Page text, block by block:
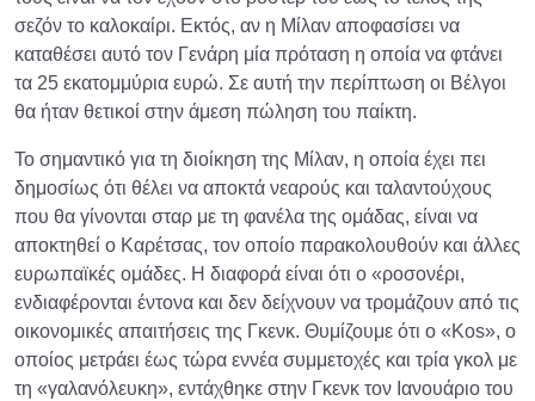
σεζόν το καλοκαίρι. Εκτός, αν η Μίλαν αποφασίσει να
καταθέσει αυτό τον Γενάρη μία πρόταση η οποία να φτάνει
τα 25 εκατομμύρια ευρώ. Σε αυτή την περίπτωση οι Βέλγοι
θα ήταν θετικοί στην άμεση πώληση του παίκτη.
Το σημαντικό για τη διοίκηση της Μίλαν, η οποία έχει πει
δημοσίως ότι θέλει να αποκτά νεαρούς και ταλαντούχους
που θα γίνονται σταρ με τη φανέλα της ομάδας, είναι να
αποκτηθεί ο Καρέτσας, τον οποίο παρακολουθούν και άλλες
ευρωπαϊκές ομάδες. Η διαφορά είναι ότι ο «ροσονέρι,
ενδιαφέρονται έντονα και δεν δείχνουν να τρομάζουν από τις
οικονομικές απαιτήσεις της Γκενκ. Θυμίζουμε ότι ο «Kos», ο
οποίος μετράει έως τώρα εννέα συμμετοχές και τρία γκολ με
τη «γαλανόλευκη», εντάχθηκε στην Γκενκ τον Ιανουάριο του